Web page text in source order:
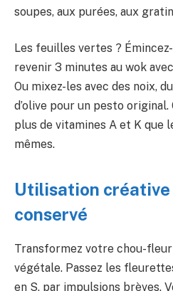
soupes, aux purées, aux
Les feuilles vertes ?
revenir 3 minutes au wok
Ou mixez-les avec des noix,
d’olive pour un pesto
plus de vitamines A et K que
mêmes.
Utilisation
conservé
Transformez votre chou-
végétale. Passez les
en S, par impulsions brèves.